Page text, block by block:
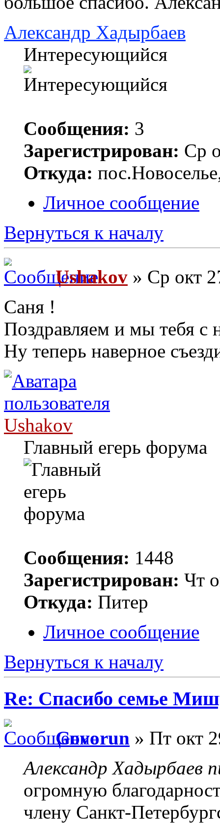
Александр Хадырбаев
Интересующийся
Сообщения: 3
Зарегистрирован: Ср
Откуда:
Личное сообщение
Вернуться к началу
Ushakov » Ср окт
Саня !
Поздравляем и мы тебя с
Ну теперь наверное
Ushakov
Главный егерь форума
Сообщения: 1448
Зарегистрирован: Чт
Откуда: Питер
Личное сообщение
Вернуться к началу
Re: Спасибо семье
Govorun » Пт окт
Александр Хадырбаев
огромную
члену Санкт-